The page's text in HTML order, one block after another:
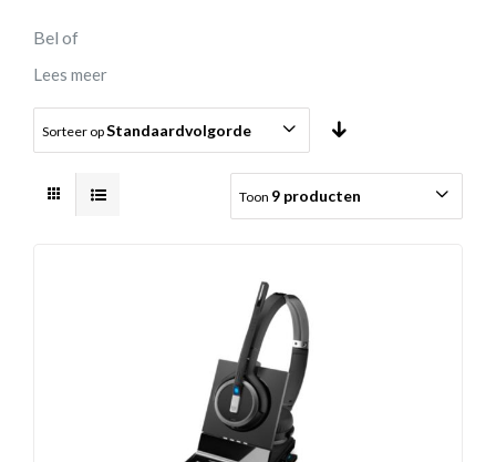
Bel of
Lees meer
Sorteer opStandaardvolgorde
Toon 9 producten